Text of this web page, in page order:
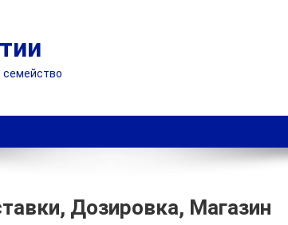
семейство
Дозировка, Магазин